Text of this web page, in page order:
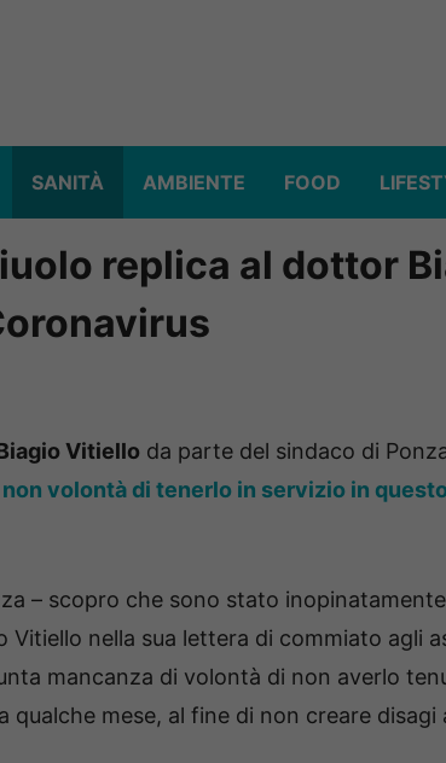
SANITÀ AMBIENTE FOOD
replica al dottor
Vitiello da parte del sindaco di
volontà di tenerlo in servizio in
– scopro che sono stato
nella sua lettera di commiato agli
mancanza di volontà di non averlo
mese, al fine di non creare disagi